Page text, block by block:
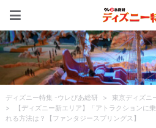
ディズニー特集 -ウレぴあ総研 > 東京ディズニ
>
【ディズニー新エリア】「アトラクションに
れる方法は？【ファンタジースプリングス】